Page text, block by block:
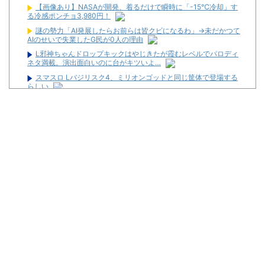
【画像あり】NASAが開発、着るだけで瞬時に「-15℃冷却」す
る冷感ポンチョ3,980円！
謎の勢力「AI発展したらお前らは皆クビになるわ」→未だかつて
AIのせいで失業したG民が0人の理由
L邪神ちゃんドロップキックはやじきたが霞むレベルでパロディ
ネタ満載。演出面白いのに台がキツいよ…
スマスロ Lバジリスク4、ミリオンゴッドと同じ筐体で登場する
らしい